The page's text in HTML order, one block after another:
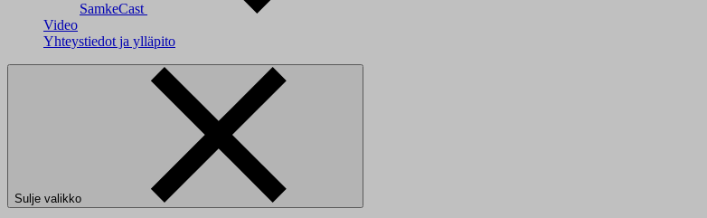
SamkeCast
Video
Yhteystiedot ja ylläpito
Sulje valikko